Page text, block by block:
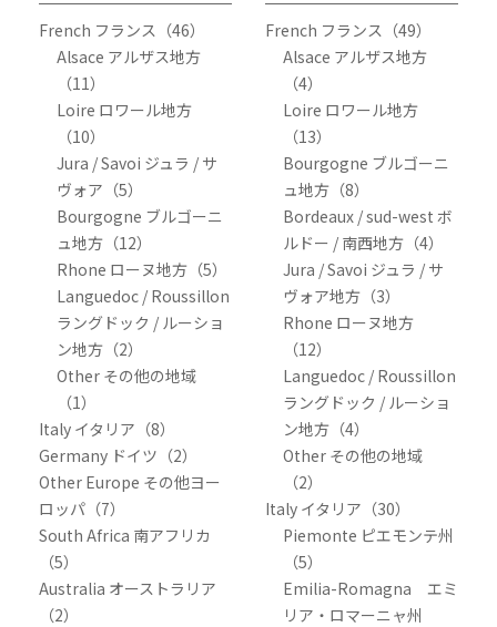
French フランス（46）
Alsace アルザス地方
（11）
Loire ロワール地方
（10）
Jura / Savoi ジュラ / サ
ヴォア（5）
Bourgogne ブルゴーニ
ュ地方（12）
Rhone ローヌ地方（5）
Languedoc / Roussillon
ラングドック / ルーショ
ン地方（2）
Other その他の地域
（1）
Italy イタリア（8）
Germany ドイツ（2）
Other Europe その他ヨー
ロッパ（7）
South Africa 南アフリカ
（5）
Australia オーストラリア
（2）
French フランス（49）
Alsace アルザス地方
（4）
Loire ロワール地方
（13）
Bourgogne ブルゴーニ
ュ地方（8）
Bordeaux / sud-west ボ
ルドー / 南西地方（4）
Jura / Savoi ジュラ / サ
ヴォア地方（3）
Rhone ローヌ地方
（12）
Languedoc / Roussillon
ラングドック / ルーショ
ン地方（4）
Other その他の地域
（2）
Italy イタリア（30）
Piemonte ピエモンテ州
（5）
Emilia-Romagna エミ
リア・ロマーニャ州